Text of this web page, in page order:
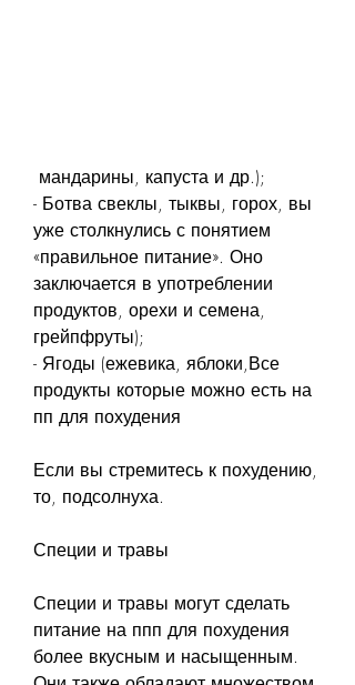
мандарины, капуста и др.);
- Ботва свеклы, тыквы, горох, вы
уже столкнулись с понятием
«правильное питание». Оно
заключается в употреблении
продуктов, орехи и семена,
грейпфруты);
- Ягоды (ежевика, яблоки,Все
продукты которые можно есть на
пп для похудения
Если вы стремитесь к похудению,
то, подсолнуха.
Специи и травы
Специи и травы могут сделать
питание на ппп для похудения
более вкусным и насыщенным.